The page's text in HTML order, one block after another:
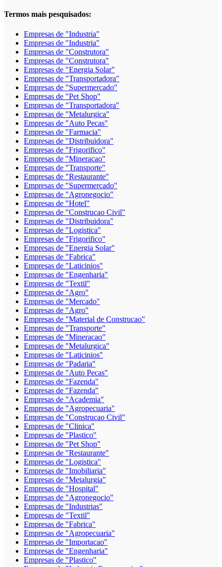
Termos mais pesquisados:
Empresas de "Industria"
Empresas de "Industria"
Empresas de "Construtora"
Empresas de "Construtora"
Empresas de "Energia Solar"
Empresas de "Transportadora"
Empresas de "Supermercado"
Empresas de "Pet Shop"
Empresas de "Transportadora"
Empresas de "Metalurgica"
Empresas de "Auto Pecas"
Empresas de "Farmacia"
Empresas de "Distribuidora"
Empresas de "Frigorifico"
Empresas de "Mineracao"
Empresas de "Transporte"
Empresas de "Restaurante"
Empresas de "Supermercado"
Empresas de "Agronegocio"
Empresas de "Hotel"
Empresas de "Construcao Civil"
Empresas de "Distribuidora"
Empresas de "Logistica"
Empresas de "Frigorifico"
Empresas de "Energia Solar"
Empresas de "Fabrica"
Empresas de "Laticinios"
Empresas de "Engenharia"
Empresas de "Textil"
Empresas de "Agro"
Empresas de "Mercado"
Empresas de "Agro"
Empresas de "Material de Construcao"
Empresas de "Transporte"
Empresas de "Mineracao"
Empresas de "Metalurgica"
Empresas de "Laticinios"
Empresas de "Padaria"
Empresas de "Auto Pecas"
Empresas de "Fazenda"
Empresas de "Fazenda"
Empresas de "Academia"
Empresas de "Agropecuaria"
Empresas de "Construcao Civil"
Empresas de "Clinica"
Empresas de "Plastico"
Empresas de "Pet Shop"
Empresas de "Restaurante"
Empresas de "Logistica"
Empresas de "Imobiliaria"
Empresas de "Metalurgia"
Empresas de "Hospital"
Empresas de "Agronegocio"
Empresas de "Industrias"
Empresas de "Textil"
Empresas de "Fabrica"
Empresas de "Agropecuaria"
Empresas de "Importacao"
Empresas de "Engenharia"
Empresas de "Plastico"